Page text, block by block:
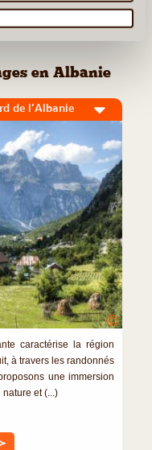
de l' Albanie
en Albanie
de l’Albanie
©
caractérise la région
à travers les randonnés
une immersion
et (...)